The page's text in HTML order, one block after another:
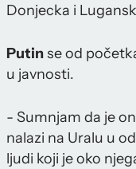
Donjecka i
Putinse od
u javnosti.
- Sumnjam da je
nalazi na Uralu u
ljudi koji je oko